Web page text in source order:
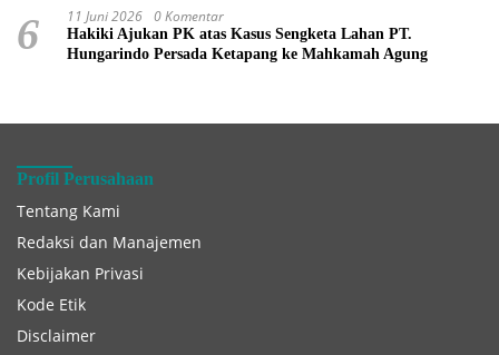
6 11 Juni 2026 0 Komentar
Hakiki Ajukan PK atas Kasus Sengketa Lahan PT.
Hungarindo Persada Ketapang ke Mahkamah Agung
Profil Perusahaan
Tentang Kami
Redaksi dan Manajemen
Kebijakan Privasi
Kode Etik
Disclaimer